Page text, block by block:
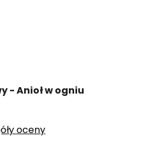
- Anioł w ogniu
oceny